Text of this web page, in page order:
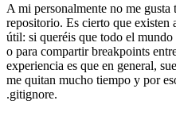
A mi personalmente no me gusta
repositorio. Es cierto que existen
útil: si queréis que todo el
o para compartir breakpoints
experiencia es que en general,
me quitan mucho tiempo y por
.gitignore.